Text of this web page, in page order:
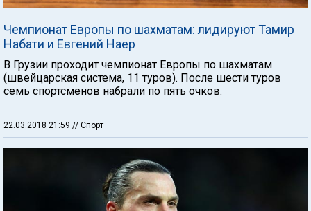
Чемпионат Европы по шахматам: лидируют Тамир
Набати и Евгений Наер
В Грузии проходит чемпионат Европы по шахматам
(швейцарская система, 11 туров). После шести туров
семь спортсменов набрали по пять очков.
22.03.2018 21:59 // Спорт